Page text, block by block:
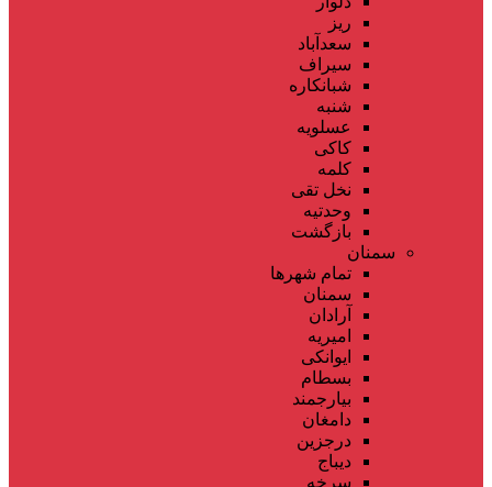
ریز
سعدآباد
سیراف
شبانکاره
شنبه
عسلویه
کاکی
کلمه
نخل تقی
وحدتیه
بازگشت
سمنان
تمام شهر‌ها
سمنان
آرادان
امیریه
ایوانکی
بسطام
بیارجمند
دامغان
درجزین
دیباج
سرخه